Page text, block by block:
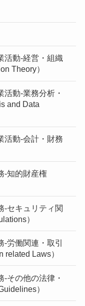
活動-経営・組織
Theory）
動-業務分析・
and Data
活動-会計・財務
-知的財産権
-セキュリティ関
）
労働関連・取引
related Laws）
その他の法律・
）